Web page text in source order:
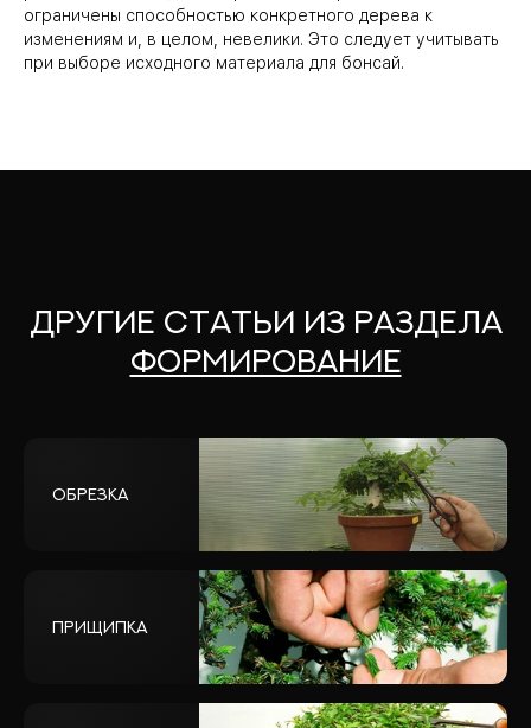
ограничены способностью конкретного дерева к
изменениям и, в целом, невелики. Это следует учитывать
при выборе исходного материала для бонсай.
Другие статьи из раздела
Формирование
Обрезка
Прищипка